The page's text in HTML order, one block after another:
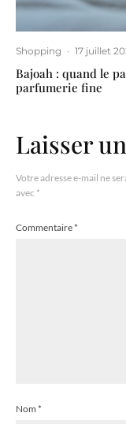
Shopping · 17 juillet
Bajoah : quand le
parfumerie fine
Laisser
Votre adresse e-mail ne
avec *
Commentaire*
Nom *